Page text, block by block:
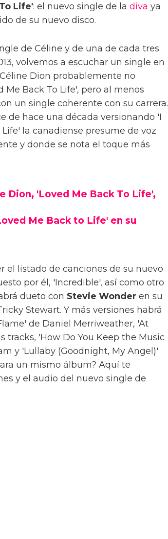
Life': el nuevo single de la diva ya
de su nuevo disco.
de Céline y de una de cada tres
volvemos a escuchar un single en
Dion probablemente no
Back To Life', pero al menos
un single coherente con su carrera.
de hace una década versionando 'I
la canadiense presume de voz
y donde se nota el toque más
Dion, 'Loved Me Back To Life',
Me Back to Life' en su
el listado de canciones de su nuevo
por él, 'Incredible', así como otro
dueto con Stevie Wonder en su
Stewart. Y más versiones habrá
de Daniel Merriweather, 'At
tracks, 'How Do You Keep the Music
y 'Lullaby (Goodnight, My Angel)'
un mismo álbum? Aquí te
y el audio del nuevo single de